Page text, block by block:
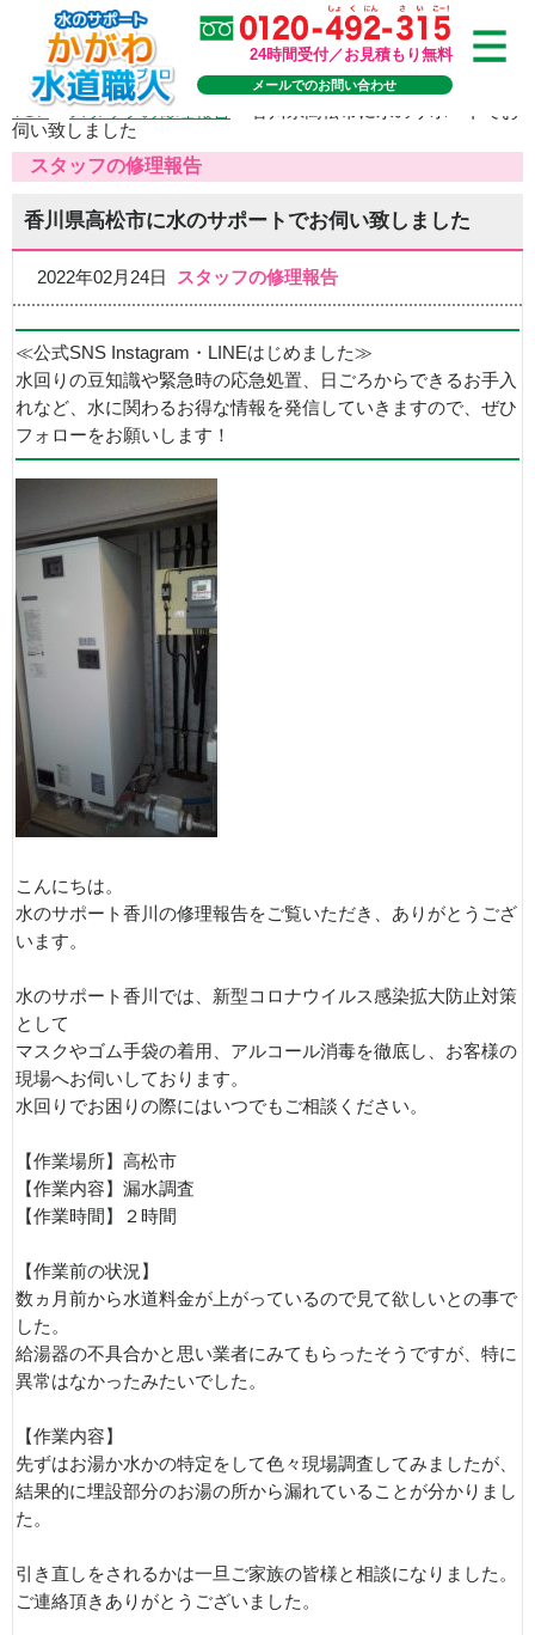
24時間受付／お見積もり無料
メールでのお問い合わせ
TOP>スタッフの修理報告
伺い致しました
スタッフの修理報告
香川県高松市に水のサポートでお伺い致しました
2022年02月24日 スタッフの修理報告
≪公式SNS Instagram・LINEはじめました≫
水回りの豆知識や緊急時の応急処置、日ごろからできるお手入
れなど、水に関わるお得な情報を発信していきますので、ぜひ
フォローをお願いします！
こんにちは。
水のサポート香川の修理報告をご覧いただき、ありがとうござ
います。
水のサポート香川では、新型コロナウイルス感染拡大防止対策
として
マスクやゴム手袋の着用、アルコール消毒を徹底し、お客様の
現場へお伺いしております。
水回りでお困りの際にはいつでもご相談ください。
【作業場所】高松市
【作業内容】漏水調査
【作業時間】２時間
【作業前の状況】
数ヵ月前から水道料金が上がっているので見て欲しいとの事で
した。
給湯器の不具合かと思い業者にみてもらったそうですが、特に
異常はなかったみたいでした。
【作業内容】
先ずはお湯か水かの特定をして色々現場調査してみましたが、
結果的に埋設部分のお湯の所から漏れていることが分かりまし
た。
引き直しをされるかは一旦ご家族の皆様と相談になりました。
ご連絡頂きありがとうございました。